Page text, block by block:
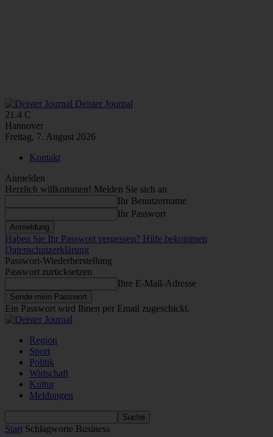
Deister Journal
21.4 C
Hannover
Freitag, 7. August 2026
Kontakt
Anmelden
Herzlich willkommen! Melden Sie sich an
Ihr Benutzername
Ihr Passwort
Haben Sie Ihr Passwort vergessen? Hilfe bekommen
Datenschutzerklärung
Passwort-Wiederherstellung
Passwort zurücksetzen
Ihre E-Mail-Adresse
Ein Passwort wird Ihnen per Email zugeschickt.
Region
Sport
Politik
Wirtschaft
Kultur
Meldungen
Start Schlagworte Business